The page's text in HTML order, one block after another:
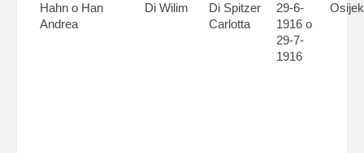
Hahn o Han
Andrea
Di Wilim
Di Spitzer
Carlotta
29-6-
1916 o
29-7-
1916
Osijek